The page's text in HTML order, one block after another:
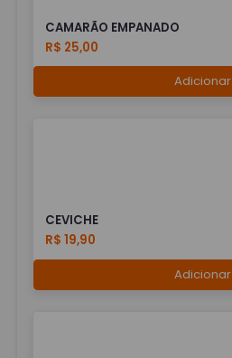
CAMARÃO EMPANADO
R$ 25,00
Adicionar
CEVICHE
R$ 19,90
Adicionar